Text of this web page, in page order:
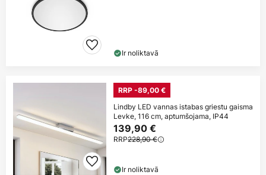
Ir noliktavā
RRP -89,00 €
Lindby LED vannas istabas griestu gaisma
Levke, 116 cm, aptumšojama, IP44
139,90 €
RRP228,90 €
Ir noliktavā